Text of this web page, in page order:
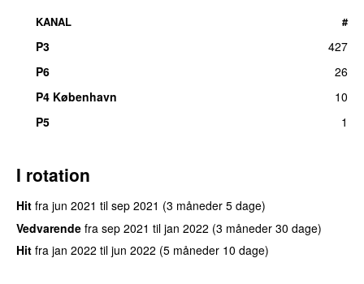
KANAL #
P3
427
P6
26
P4 København
10
P5
1
I rotation
Hit fra jun 2021 til sep 2021 (3 måneder 5 dage)
Vedvarende fra sep 2021 til jan 2022 (3 måneder 30 dage)
Hit fra jan 2022 til jun 2022 (5 måneder 10 dage)